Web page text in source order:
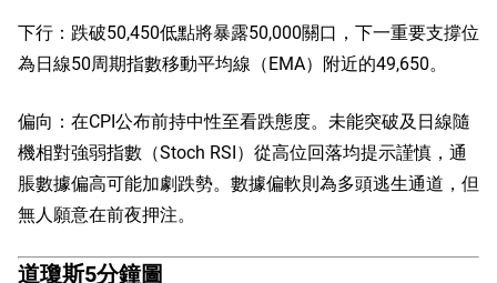
下行：跌破50,450低點將暴露50,000關口，下一重要支撐位
為日線50周期指數移動平均線（EMA）附近的49,650。
偏向：在CPI公布前持中性至看跌態度。未能突破及日線隨
機相對強弱指數（Stoch RSI）從高位回落均提示謹慎，通
脹數據偏高可能加劇跌勢。數據偏軟則為多頭逃生通道，但
無人願意在前夜押注。
道瓊斯5分鐘圖